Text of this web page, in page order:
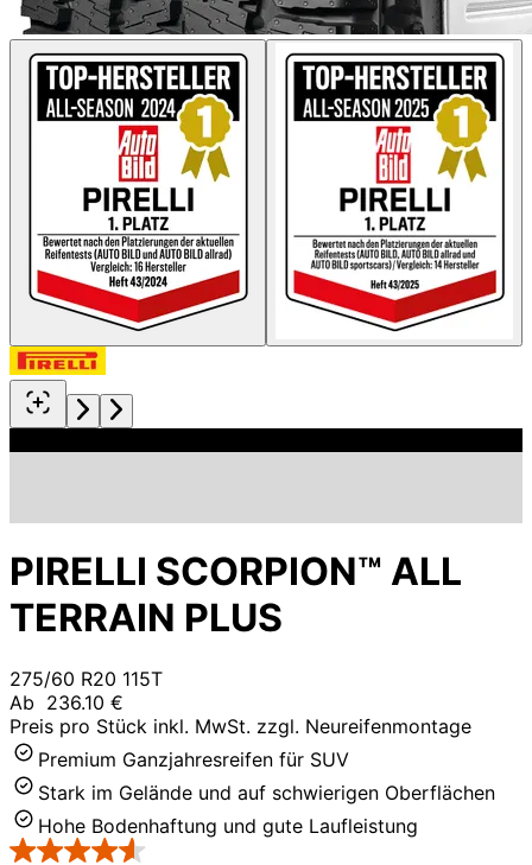
PIRELLI SCORPION™ ALL
TERRAIN PLUS
275/60 R20 115T
Ab 236.10 €
Preis pro Stück inkl. MwSt. zzgl. Neureifenmontage
Premium Ganzjahresreifen für SUV
Stark im Gelände und auf schwierigen Oberflächen
Hohe Bodenhaftung und gute Laufleistung